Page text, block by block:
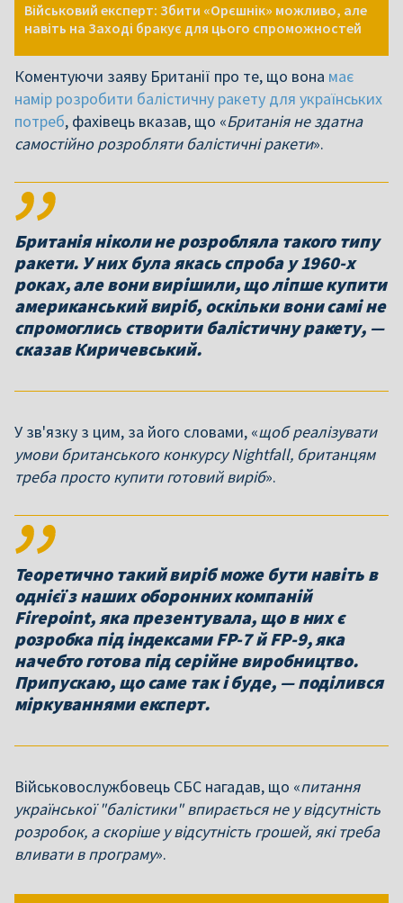
Військовий експерт: Збити «Орєшнік» можливо, але
навіть на Заході бракує для цього спроможностей
Коментуючи заяву Британії про те, що вона має
намір розробити балістичну ракету для українських
потреб, фахівець вказав, що «Британія не здатна
самостійно розробляти балістичні ракети».
Британія ніколи не розробляла такого типу
ракети. У них була якась спроба у 1960-х
роках, але вони вирішили, що ліпше купити
американський виріб, оскільки вони самі не
спромоглись створити балістичну ракету, —
сказав Киричевський.
У зв'язку з цим, за його словами, «щоб реалізувати
умови британського конкурсу Nightfall, британцям
треба просто купити готовий виріб».
Теоретично такий виріб може бути навіть в
однієї з наших оборонних компаній
Firepoint, яка презентувала, що в них є
розробка під індексами FP-7 й FP-9, яка
начебто готова під серійне виробництво.
Припускаю, що саме так і буде, — поділився
міркуваннями експерт.
Військовослужбовець СБС нагадав, що «питання
української "балістики" впирається не у відсутність
розробок, а скоріше у відсутність грошей, які треба
вливати в програму».